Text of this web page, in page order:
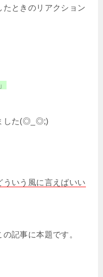
たときのリアクション
した(◎_◎;)
ういう風に言えばいい
記事に本題です。